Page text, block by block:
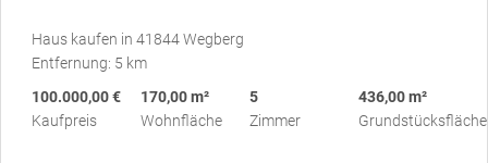
Haus kaufen in 41844 Wegberg
Entfernung: 5 km
100.000,00 €
Kaufpreis
170,00 m²
Wohnfläche
5
Zimmer
436,00 m²
Grundstücksfläche